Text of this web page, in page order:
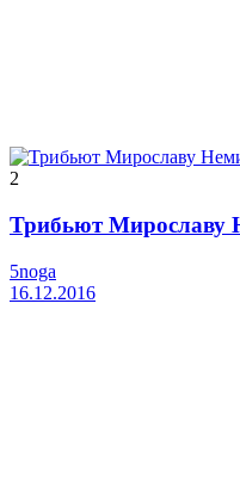
2
Трибьют Мирославу
5noga
16.12.2016